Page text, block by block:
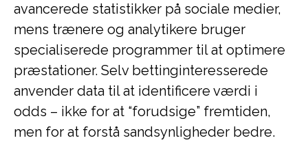
avancerede statistikker på sociale medier,
mens trænere og analytikere bruger
specialiserede programmer til at optimere
præstationer. Selv bettinginteresserede
anvender data til at identificere værdi i
odds – ikke for at “forudsige” fremtiden,
men for at forstå sandsynligheder bedre.